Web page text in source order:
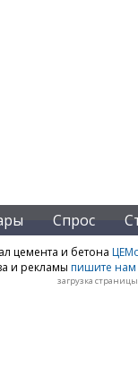
Спрос
цемента и бетона
и рекламы пишите нам
загрузка